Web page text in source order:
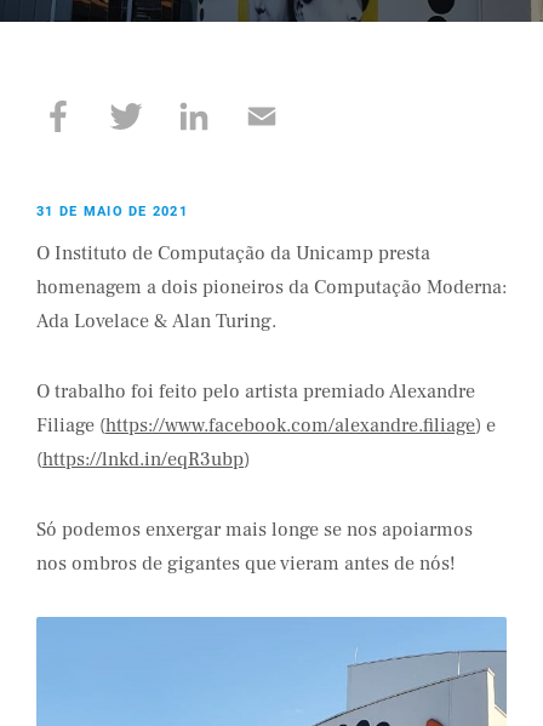
31 DE MAIO DE 2021
O Instituto de Computação da Unicamp presta
homenagem a dois pioneiros da Computação Moderna:
Ada Lovelace & Alan Turing.
O trabalho foi feito pelo artista premiado Alexandre
Filiage (https://www.facebook.com/alexandre.filiage) e
(https://lnkd.in/eqR3ubp)
Só podemos enxergar mais longe se nos apoiarmos
nos ombros de gigantes que vieram antes de nós!